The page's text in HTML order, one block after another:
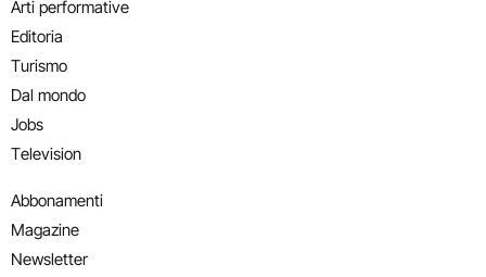
Arti performative
Editoria
Turismo
Dal mondo
Jobs
Television
Abbonamenti
Magazine
Newsletter